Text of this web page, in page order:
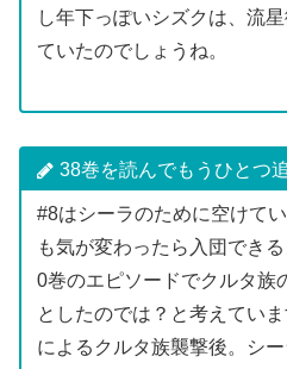
し年下っぽいシズクは、流
ていたのでしょうね。
38巻を読んでもうひとつ
#8はシーラのために空けて
も気が変わったら入団でき
0巻のエピソードでクルタ族
としたのでは？と考えてい
によるクルタ族襲撃後。シ